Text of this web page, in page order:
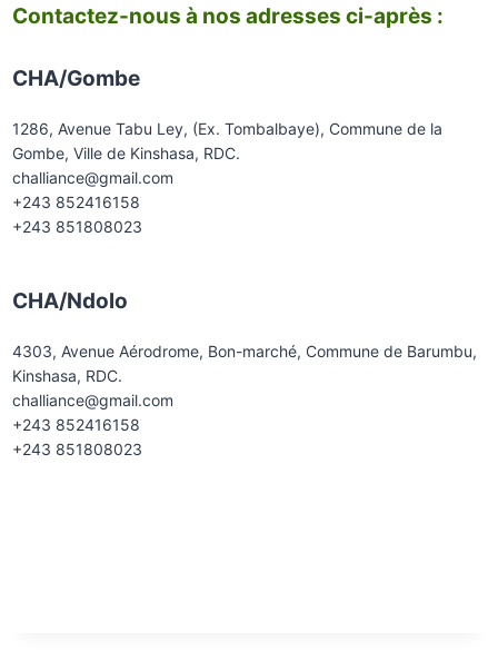
Contactez-nous à nos adresses ci-après :
CHA/Gombe
1286, Avenue Tabu Ley, (Ex. Tombalbaye), Commune de la
Gombe, Ville de Kinshasa, RDC.
challiance@gmail.com
+243 852416158
+243 851808023
CHA/Ndolo
4303, Avenue Aérodrome, Bon-marché, Commune de Barumbu,
Kinshasa, RDC.
challiance@gmail.com
+243 852416158
+243 851808023